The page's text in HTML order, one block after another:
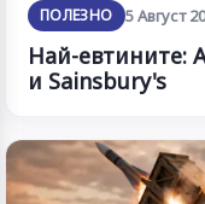
ПОЛЕЗНО 5 Август
Най-евтините:
и Sainsbury's